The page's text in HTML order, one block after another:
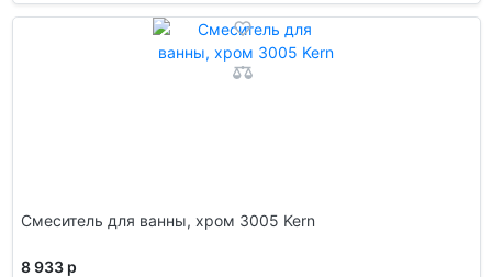
Смеситель для ванны, хром 3005 Kern
8 933 р